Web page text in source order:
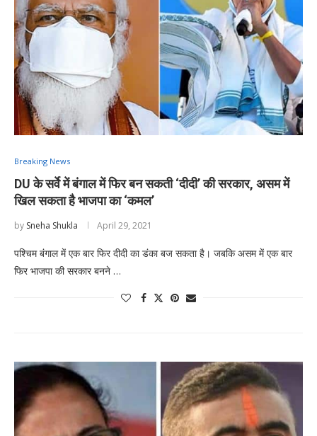
Breaking News
DU के सर्वे में बंगाल में फिर बन सकती ‘दीदी’ की सरकार, असम में
खिल सकता है भाजपा का ‘कमल’
by Sneha Shukla April 29, 2021
पश्चिम बंगाल में एक बार फिर दीदी का डंका बज सकता है। जबकि असम में एक बार
फिर भाजपा की सरकार बनने …